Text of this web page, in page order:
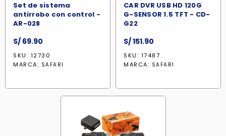
Set de sistema
antirrobo con control -
AR-028
S/ 69.90
SKU: 12730
MARCA: SAFARI
CAR DVR USB HD 120G
G-SENSOR 1.5 TFT - CD-
G22
S/151.90
SKU: 17487
MARCA: SAFARI